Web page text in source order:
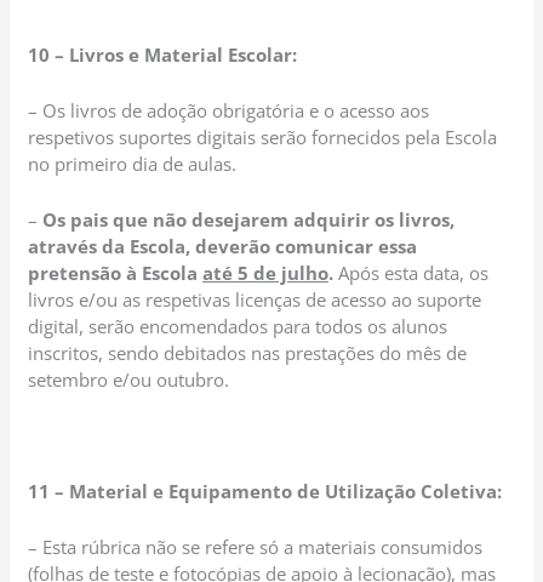
10 – Livros e Material Escolar:
– Os livros de adoção obrigatória e o acesso aos
respetivos suportes digitais serão fornecidos pela Escola
no primeiro dia de aulas.
– Os pais que não desejarem adquirir os livros,
através da Escola, deverão comunicar essa
pretensão à Escolaaté 5 de julho. Após esta data, os
livros e/ou as respetivas licenças de acesso ao suporte
digital, serão encomendados para todos os alunos
inscritos, sendo debitados nas prestações do mês de
setembro e/ou outubro.
11 – Material e Equipamento de Utilização Coletiva:
– Esta rúbrica não se refere só a materiais consumidos
(folhas de teste e fotocópias de apoio à lecionação), mas